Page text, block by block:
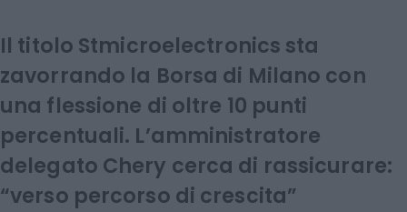
Il titolo Stmicroelectronics sta
zavorrando la Borsa di Milano con
una flessione di oltre 10 punti
percentuali. L’amministratore
delegato Chery cerca di rassicurare:
“verso percorso di crescita”